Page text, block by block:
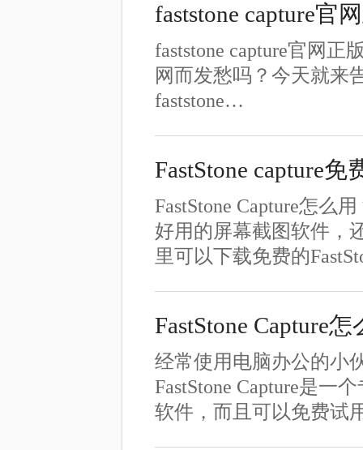
faststone capture官
faststone capture官网正
网而发愁吗？今天就来
faststone…
FastStone capture
FastStone Capture怎么
好用的屏幕截图软件，
里可以下载免费的
FastStone Capture
经常使用电脑办公的小
FastStone Capture是一
软件，而且可以免费试